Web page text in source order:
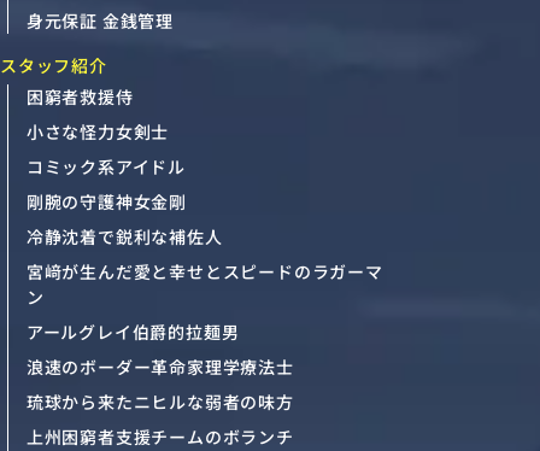
身元保証 金銭管理
スタッフ紹介
困窮者救援侍
小さな怪力女剣士
コミック系アイドル
剛腕の守護神女金剛
冷静沈着で鋭利な補佐人
宮﨑が生んだ愛と幸せとスピードのラガーマ
ン
アールグレイ伯爵的拉麺男
浪速のボーダー革命家理学療法士
琉球から来たニヒルな弱者の味方
上州困窮者支援チームのボランチ